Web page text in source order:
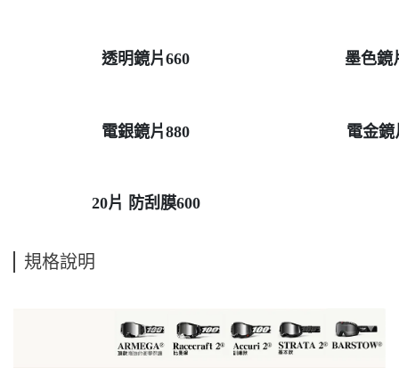
透明鏡片660 墨色鏡
電銀鏡片880 電金鏡
20片 防刮膜600
規格說明